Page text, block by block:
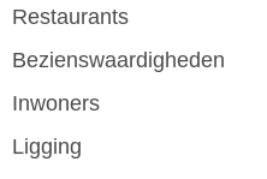
Restaurants
Bezienswaardigheden
Inwoners
Ligging